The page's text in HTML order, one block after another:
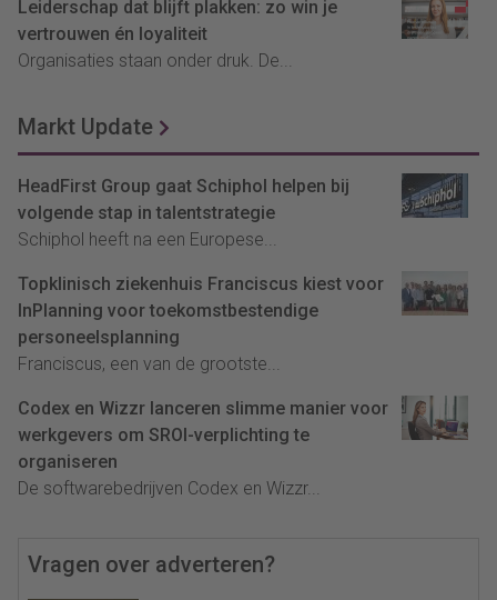
Leiderschap dat blijft plakken: zo win je
vertrouwen én loyaliteit
Organisaties staan onder druk. De...
Markt Update
HeadFirst Group gaat Schiphol helpen bij
volgende stap in talentstrategie
Schiphol heeft na een Europese...
Topklinisch ziekenhuis Franciscus kiest voor
InPlanning voor toekomstbestendige
personeelsplanning
Franciscus, een van de grootste...
Codex en Wizzr lanceren slimme manier voor
werkgevers om SROI-verplichting te
organiseren
De softwarebedrijven Codex en Wizzr...
Vragen over adverteren?